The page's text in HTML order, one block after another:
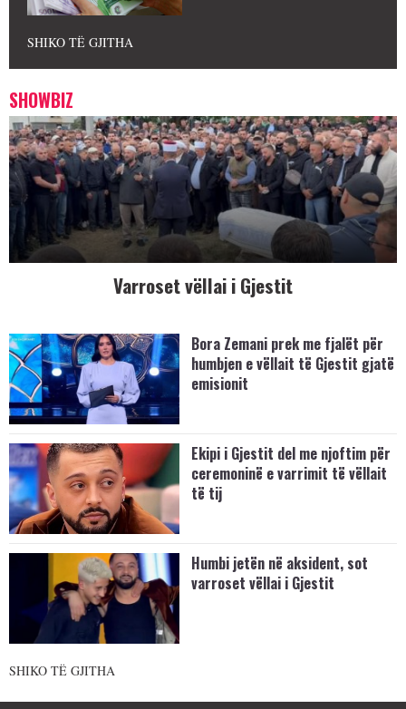
SHIKO TË GJITHA
SHOWBIZ
Varroset vëllai i Gjestit
Bora Zemani prek me fjalët për
humbjen e vëllait të Gjestit gjatë
emisionit
Ekipi i Gjestit del me njoftim për
ceremoninë e varrimit të vëllait
të tij
Humbi jetën në aksident, sot
varroset vëllai i Gjestit
SHIKO TË GJITHA